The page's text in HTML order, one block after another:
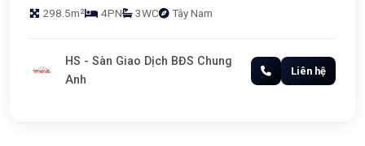
298.5m² 4PN 3WC Tây Nam
HS - Sàn Giao Dịch BĐS Chung
Anh
Liên hệ